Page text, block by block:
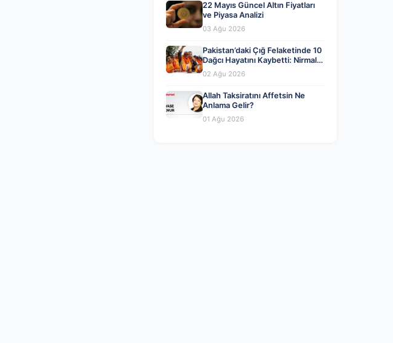
22 Mayıs Güncel Altın Fiyatları
ve Piyasa Analizi
03 Ağu 2026
Pakistan’daki Çığ Felaketinde 10
Dağcı Hayatını Kaybetti: Nirmal
Purja ve Ekip Arkadaşları
Aramızdan Ayrıldı
02 Ağu 2026
Allah Taksiratını Affetsin Ne
Anlama Gelir?
01 Ağu 2026